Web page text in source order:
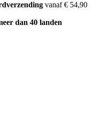
vanaf € 54,90
dan 40 landen